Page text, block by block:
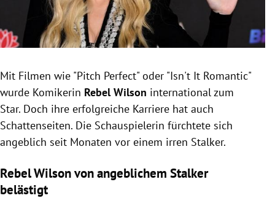
Untermenü
Untermenü
Untermenü
Mit Filmen wie "Pitch Perfect" oder "Isn't It Romantic"
wurde Komikerin Rebel Wilson international zum
Star. Doch ihre erfolgreiche Karriere hat auch
Schattenseiten. Die Schauspielerin fürchtete sich
angeblich seit Monaten vor einem irren Stalker.
Rebel Wilson von angeblichem Stalker
belästigt